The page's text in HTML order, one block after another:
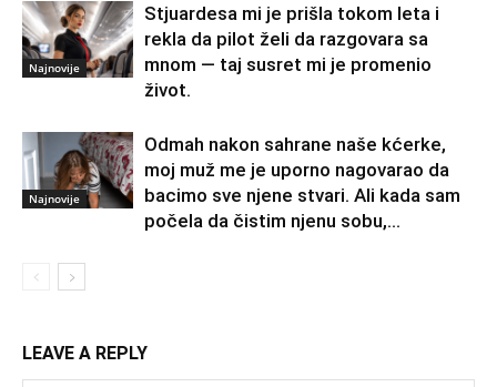
Najnovije
Stjuardesa mi je prišla tokom leta i
rekla da pilot želi da razgovara sa
mnom — taj susret mi je promenio
život.
Najnovije
Odmah nakon sahrane naše kćerke,
moj muž me je uporno nagovarao da
bacimo sve njene stvari. Ali kada sam
počela da čistim njenu sobu,...
LEAVE A REPLY